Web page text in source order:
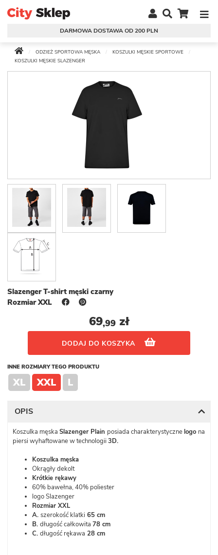
DARMOWA DOSTAWA OD 200 PLN
ODZIEŻ SPORTOWA MĘSKA
KOSZULKI MĘSKIE SPORTOWE
KOSZULKI MĘSKIE SLAZENGER
Slazenger T-shirt męski czarny
Rozmiar XXL
69,99zł
DODAJ DO KOSZYKA
INNE ROZMIARY TEGO PRODUKTU
XL XXL L
OPIS
Koszulka męska Slazenger Plain posiada charakterystycznelogo na
piersi wyhaftowane w technologii3D.
Koszulka męska
Okrągły dekolt
Krótkie rękawy
60% bawełna, 40% poliester
logo Slazenger
Rozmiar XXL
A. szerokość klatki 65 cm
B. długość całkowita 78 cm
C. długość rękawa 28 cm